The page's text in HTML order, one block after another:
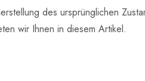
des ursprünglichen
wir Ihnen in diesem Artikel.